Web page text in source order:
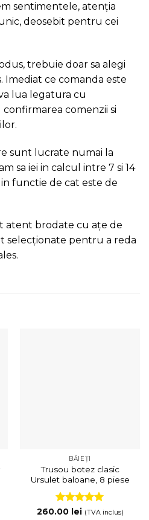
sentimentele, atenția
deosebit pentru cei
trebuie doar sa alegi
Imediat ce comanda este
lua legatura cu
comenzii si
sunt lucrate numai la
sa iei in calcul intre 7 si 14
functie de cat este de
atent brodate cu ațe de
selecționate pentru a reda
BĂIEȚI
Trusou botez clasic
Ursulet baloane, 8 piese
Evaluat la
260.00 lei (TVA inclus)